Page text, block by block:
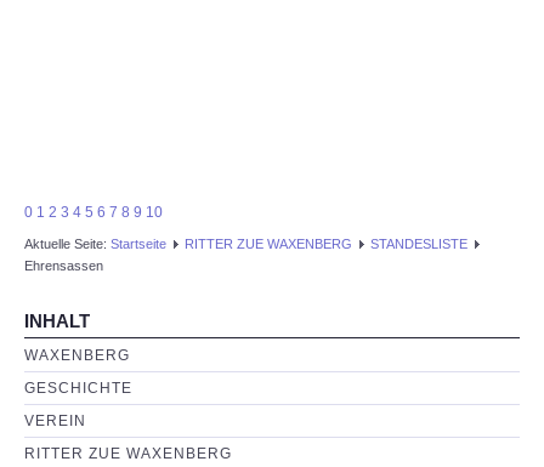
0 1 2 3 4 5 6 7 8 9 10
Aktuelle Seite: Startseite RITTER ZUE WAXENBERG
STANDESLISTE
Ehrensassen
INHALT
WAXENBERG
GESCHICHTE
VEREIN
RITTER ZUE WAXENBERG